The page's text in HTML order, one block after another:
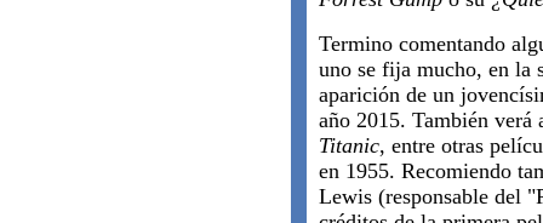
Termino comentando
uno se fija mucho, en la
aparición de un
año 2015. También
Titanic, entre otras
en 1955. Recomiendo
Lewis (responsable del